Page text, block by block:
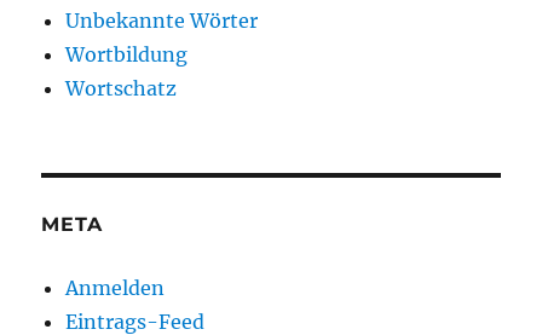
Unbekannte Wörter
Wortbildung
Wortschatz
META
Anmelden
Eintrags-Feed